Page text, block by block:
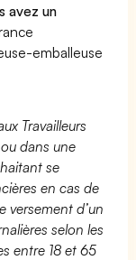
avez un
emballeuse
Travailleurs
dans une
se
en cas de
versement d’un
selon les
entre 18 et 65